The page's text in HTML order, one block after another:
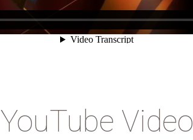
YouTube Video